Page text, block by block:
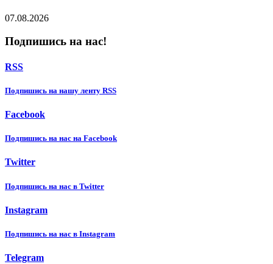
07.08.2026
Подпишись на нас!
RSS
Подпишиcь на нашу ленту RSS
Facebook
Подпишиcь на нас на Facebook
Twitter
Подпишиcь на нас в Twitter
Instagram
Подпишиcь на нас в Instagram
Telegram